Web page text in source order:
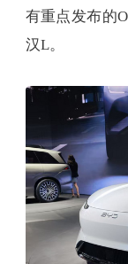
有重点发布的
汉L。